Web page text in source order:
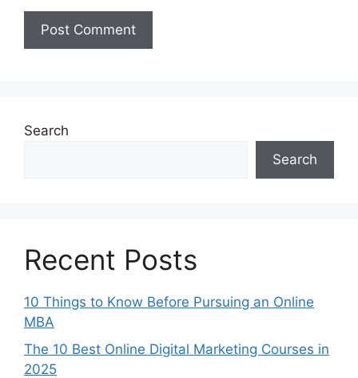
Search
Search
Recent Posts
10 Things to Know Before Pursuing an Online
MBA
The 10 Best Online Digital Marketing Courses in
2025